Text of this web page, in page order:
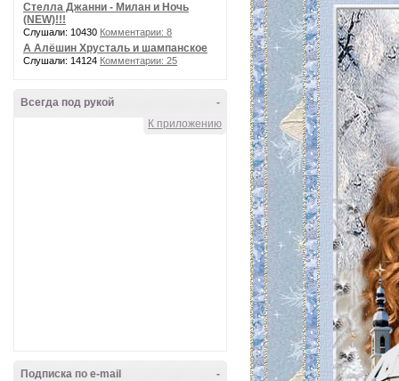
Стелла Джанни - Милан и Ночь
(NEW)!!!
Слушали: 10430 Комментарии: 8
А Алёшин Хрусталь и шампанское
Слушали: 14124 Комментарии: 25
-
Всегда под рукой
К приложению
-
Подписка по e-mail